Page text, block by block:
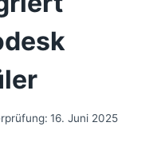
16. Juni 2025